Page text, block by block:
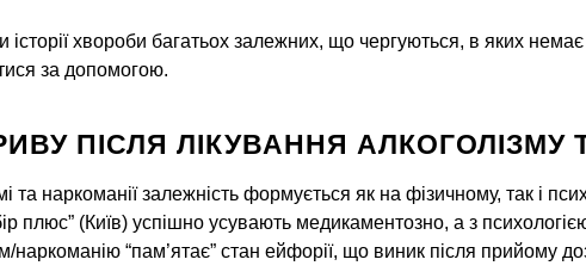
історії хвороби багатьох залежних, що чергуються, в яких
за допомогою.
ПІСЛЯ ЛІКУВАННЯ АЛКОГОЛІЗМУ
та наркоманії залежність формується як на фізичному, так і
плюс” (Київ) успішно усувають медикаментозно, а з
наркоманію “пам’ятає” стан ейфорії, що виник після прийому